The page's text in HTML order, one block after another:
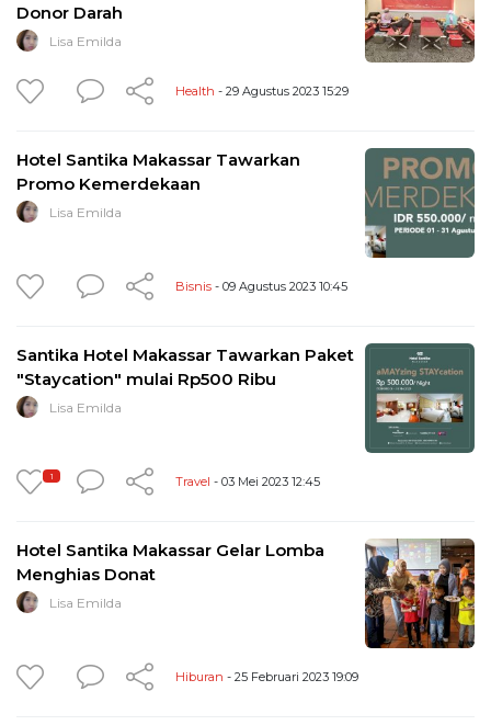
Donor Darah
Lisa Emilda
Health - 29 Agustus 2023 15:29
Hotel Santika Makassar Tawarkan
Promo Kemerdekaan
Lisa Emilda
Bisnis - 09 Agustus 2023 10:45
Santika Hotel Makassar Tawarkan Paket
"Staycation" mulai Rp500 Ribu
Lisa Emilda
1 Travel - 03 Mei 2023 12:45
Hotel Santika Makassar Gelar Lomba
Menghias Donat
Lisa Emilda
Hiburan - 25 Februari 2023 19:09